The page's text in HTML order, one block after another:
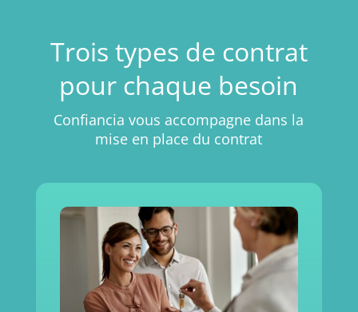
Trois types de contrat
pour chaque besoin
Confiancia vous accompagne dans la
mise en place du contrat